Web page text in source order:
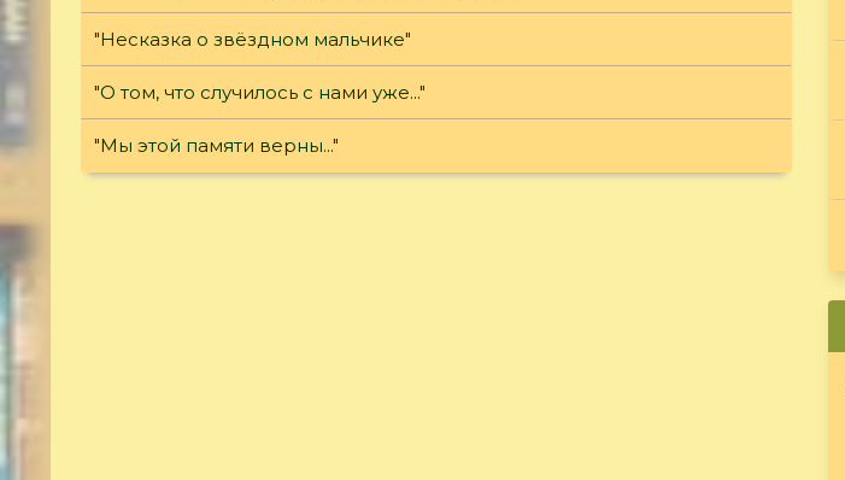
"Несказка о звёздном мальчике"
"О том, что случилось с нами уже..."
"Мы этой памяти верны..."